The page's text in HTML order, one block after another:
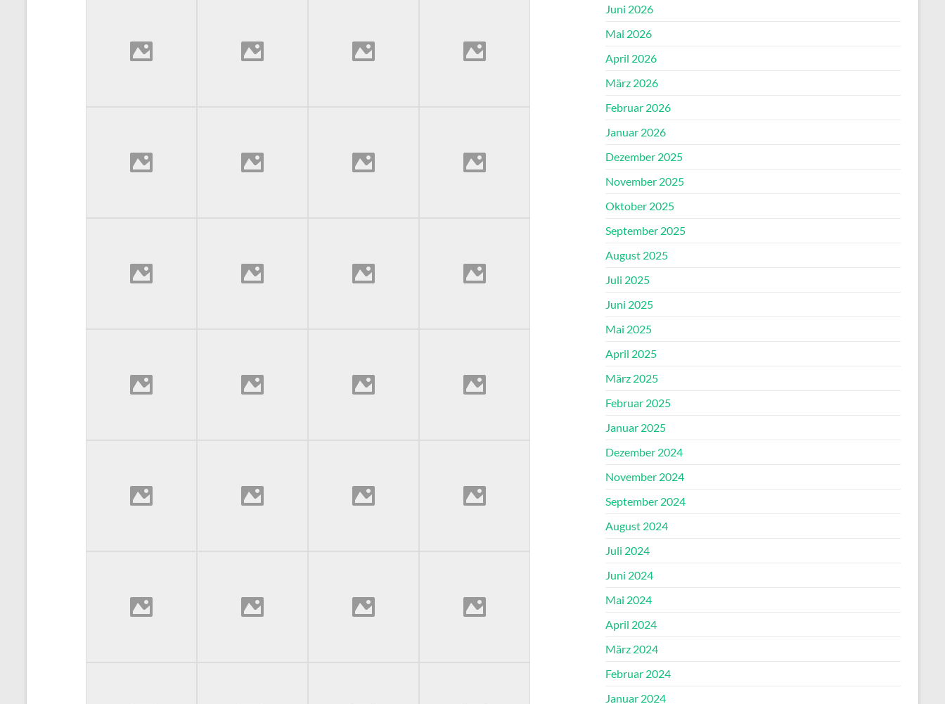
Juni 2026
Mai 2026
April 2026
März 2026
Februar 2026
Januar 2026
Dezember 2025
November 2025
Oktober 2025
September 2025
August 2025
Juli 2025
Juni 2025
Mai 2025
April 2025
März 2025
Februar 2025
Januar 2025
Dezember 2024
November 2024
September 2024
August 2024
Juli 2024
Juni 2024
Mai 2024
April 2024
März 2024
Februar 2024
Januar 2024